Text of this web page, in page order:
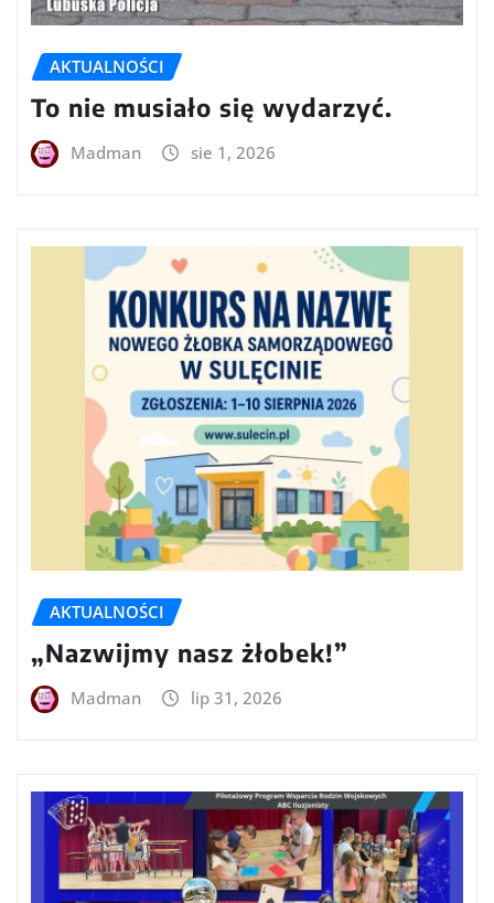
AKTUALNOŚCI
To nie musiało się wydarzyć.
Madman sie 1, 2026
AKTUALNOŚCI
„Nazwijmy nasz żłobek!”
Madman lip 31, 2026